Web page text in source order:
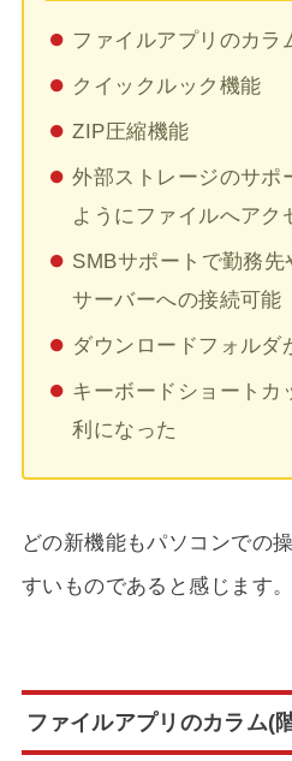
ファイルアプリのカラ
クイックルック機能
ZIP圧縮機能
外部ストレージのサポ
ようにファイルへアク
SMBサポートで勤務
サーバーへの接続可能
ダウンロードフォルダ
キーボードショートカ
利になった
どの新機能もパソコンでの
すいものであると感じます。
ファイルアプリのカラム(